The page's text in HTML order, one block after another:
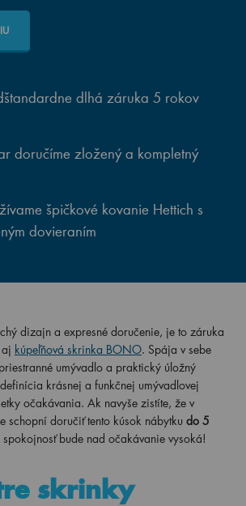
dlhá záruka 5 rokov
doručíme zložený a kompletný
špičkové kovanie Hettich s
dovieraním
dizajn a expresné doručenie, je to záruka
kúpeľňová skrinka BONO. Spája v sebe
umývadlo a praktický úložný
krásnej a funkčnej umývadlovej
očakávania. Ak navyše zistíte, že v
schopní doručiť tento kúsok nábytku do 5
spokojnosť bude nad očakávanie vysoká!
skrinky